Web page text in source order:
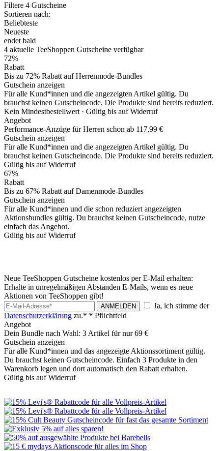
Filtere 4 Gutscheine
Sortieren nach:
Beliebteste
Neueste
endet bald
4 aktuelle TeeShoppen Gutscheine verfügbar
72%
Rabatt
Bis zu 72% Rabatt auf Herrenmode-Bundles
Gutschein anzeigen
Für alle Kund*innen und die angezeigten Artikel gültig. Du
brauchst keinen Gutscheincode. Die Produkte sind bereits reduziert.
Kein Mindestbestellwert · Gültig bis auf Widerruf
Angebot
Performance-Anzüge für Herren schon ab 117,99 €
Gutschein anzeigen
Für alle Kund*innen und die angezeigten Artikel gültig. Du
brauchst keinen Gutscheincode. Die Produkte sind bereits reduziert.
Gültig bis auf Widerruf
67%
Rabatt
Bis zu 67% Rabatt auf Damenmode-Bundles
Gutschein anzeigen
Für alle Kund*innen und die schon reduziert angezeigten
Aktionsbundles gültig. Du brauchst keinen Gutscheincode, nutze
einfach das Angebot.
Gültig bis auf Widerruf
Neue TeeShoppen Gutscheine kostenlos per E-Mail erhalten:
Erhalte in unregelmäßigen Abständen E-Mails, wenn es neue
Aktionen von TeeShoppen gibt!
ANMELDEN
Ja, ich stimme der
Datenschutzerklärung zu.* * Pflichtfeld
Angebot
Dein Bundle nach Wahl: 3 Artikel für nur 69 €
Gutschein anzeigen
Für alle Kund*innen und das angezeigte Aktionssortiment gültig.
Du brauchst keinen Gutscheincode. Einfach 3 Produkte in den
Warenkorb legen und dort automatisch den Rabatt erhalten.
Gültig bis auf Widerruf